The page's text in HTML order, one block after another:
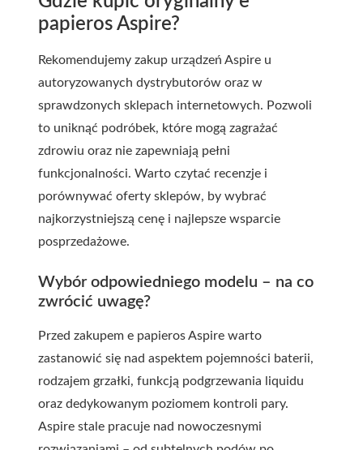
papieros Aspire?
Rekomendujemy zakup urządzeń Aspire u
autoryzowanych dystrybutorów oraz w
sprawdzonych sklepach internetowych. Pozwoli
to uniknąć podróbek, które mogą zagrażać
zdrowiu oraz nie zapewniają pełni
funkcjonalności. Warto czytać recenzje i
porównywać oferty sklepów, by wybrać
najkorzystniejszą cenę i najlepsze wsparcie
posprzedażowe.
Wybór odpowiedniego modelu – na co
zwrócić uwagę?
Przed zakupem e papieros Aspire warto
zastanowić się nad aspektem pojemności baterii,
rodzajem grzałki, funkcją podgrzewania liquidu
oraz dedykowanym poziomem kontroli pary.
Aspire stale pracuje nad nowoczesnymi